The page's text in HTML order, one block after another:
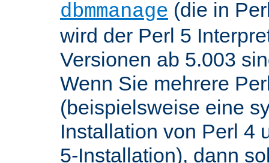
dbmmanage (die in
wird der Perl 5
Versionen ab 5.003
Wenn Sie mehrere
(beispielsweise eine
Installation von Perl 4
5-Installation), dann